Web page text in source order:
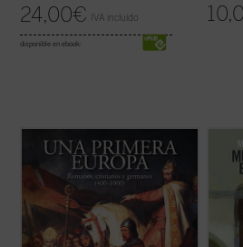
24,00€ IVA incluido
disponible en ebook:
«Los siglos IV y V constituyen la época
más apasionante para la Historia de
nuestro continente. De sus realizaciones y
de sus contradicciones seguimos en parte
viviendo». De ella parte, también, el estudio
de Emilio Mitre, que abarca hasta la ...(ver
ficha)
sociales
nuestros
este
la mujer